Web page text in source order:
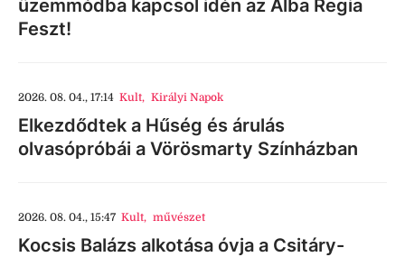
üzemmódba kapcsol idén az Alba Regia
Feszt!
2026. 08. 04., 17:14 Kult, Királyi Napok
Elkezdődtek a Hűség és árulás
olvasópróbái a Vörösmarty Színházban
2026. 08. 04., 15:47 Kult, művészet
Kocsis Balázs alkotása óvja a Csitáry-